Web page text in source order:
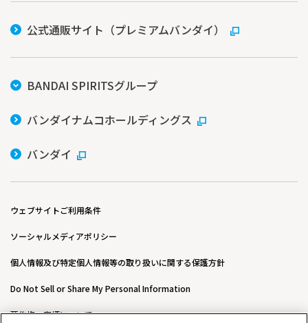
公式通販サイト（プレミアムバンダイ）
BANDAI SPIRITSグループ
バンダイナムコホールディングス
バンダイ
ウェブサイトご利用条件
ソーシャルメディアポリシー
個人情報及び特定個人情報等の取り扱いに関する保護方針
Do Not Sell or Share My Personal Information
著作権・商標について